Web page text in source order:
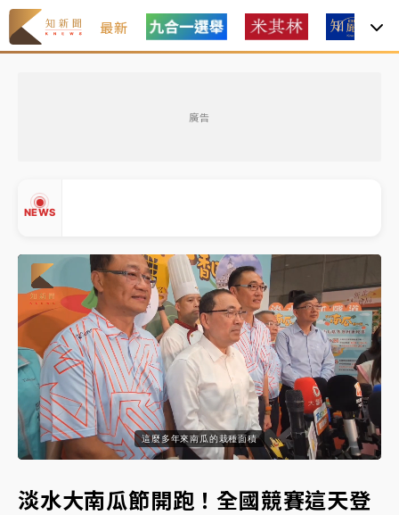
最新
廣告
NEWS
中颱白海豚環流掠北海！今明防劇烈降雨 東部高溫飆
38度
周末精選｜ 慈濟遭詐10億完整始末曝！律師掮客大玩兩
面手法 郭台銘、蔡英文成關鍵
本周爆款短影音｜ 柯文哲帶電子手鐶拄拐杖現身／周玉
蔻蔡玉真開撕爆料
周末精選｜ 跨境網購族注意！EZ Way若改由政府委
任 預算難關如何解？
蔣萬安的建中同學！47歲法律學霸戰桃園 公開上任首
要3件事
買1送1
▲
這麼多年來南瓜的栽種面積
UnmuteLoaded:
64.58%
Subtitles
淡水大南瓜節開跑！全國競賽這天登